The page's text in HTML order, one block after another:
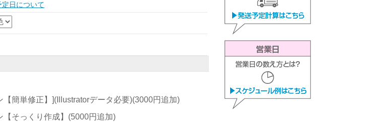
日について
簡単修正】](Illustratorデータ必要)(3000円追加)
そっくり作成】 (5000円追加)